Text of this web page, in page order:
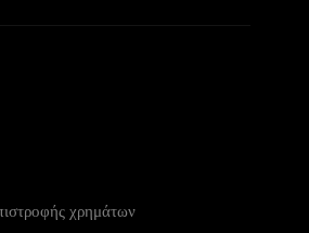
χρημάτων